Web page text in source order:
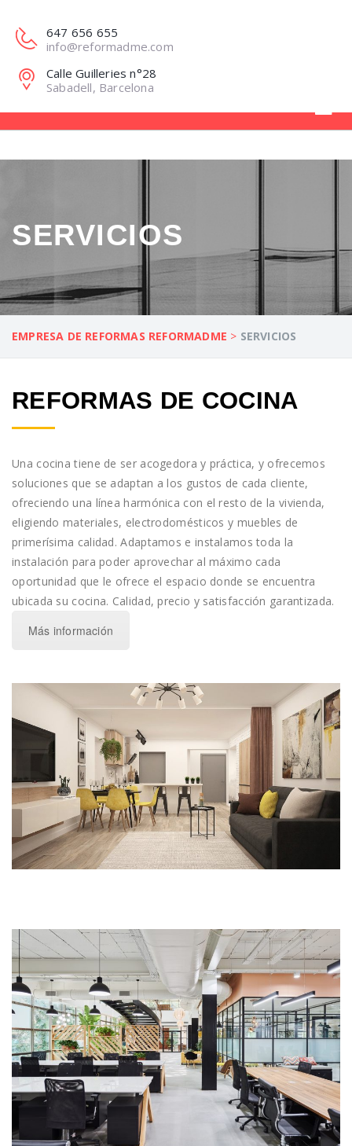
647 656 655
info@reformadme.com
Calle Guilleries n°28
Sabadell, Barcelona
SERVICIOS
EMPRESA DE REFORMAS REFORMADME > SERVICIOS
REFORMAS DE COCINA
Una cocina tiene de ser acogedora y práctica, y ofrecemos
soluciones que se adaptan a los gustos de cada cliente,
ofreciendo una línea harmónica con el resto de la vivienda,
eligiendo materiales, electrodomésticos y muebles de
primerísima calidad. Adaptamos e instalamos toda la
instalación para poder aprovechar al máximo cada
oportunidad que le ofrece el espacio donde se encuentra
ubicada su cocina. Calidad, precio y satisfacción garantizada.
Más información